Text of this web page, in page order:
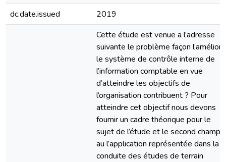
dc.date.issued
2019
Cette étude est venue a l’adresse
suivante le problème façon
le système de contrôle interne de
l’information comptable en vue
d’atteindre les objectifs de
l’organisation contribuent ? Pour
atteindre cet objectif nous devons
fournir un cadre théorique pour le
sujet de l’étude et le second champ
au l’application représentée dans la
conduite des études de terrain